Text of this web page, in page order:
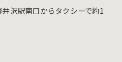
沢駅南口からタクシーで約1